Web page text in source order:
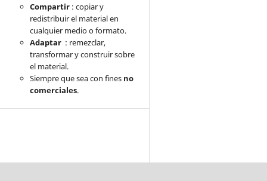
Compartir : copiar y
redistribuir el material en
cualquier medio o formato.
Adaptar : remezclar,
transformar y construir sobre
el material.
Siempre que sea con fines no
comerciales.